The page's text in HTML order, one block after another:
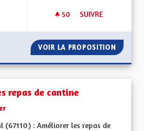
50 50 ABONNÉS
SUIVRE
VOIR LA PROPOSITION
repas de cantine
(67110) : Améliorer les repas de